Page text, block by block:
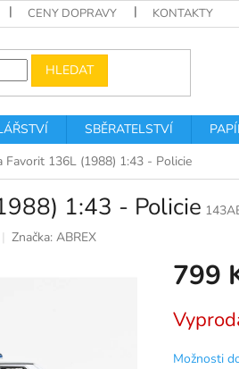
CENY DOPRAVY KONTAKTY
HLEDAT
SBĚRATELSTVÍ
Favorit 136L (1988) 1:43 - Policie
1:43 - Policie
Značka: ABREX
799
cena:
Možnosti